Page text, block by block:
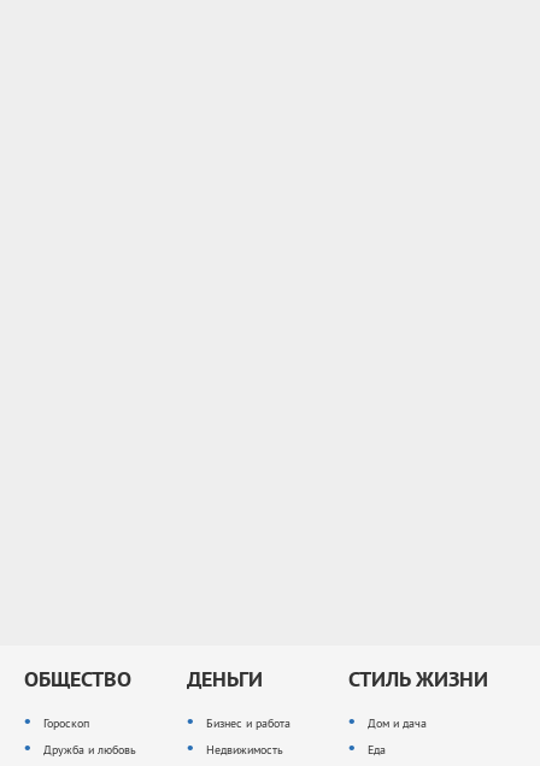
ОБЩЕСТВО
Гороскоп
Дружба и любовь
ДЕНЬГИ
Бизнес и работа
Недвижимость
СТИЛЬ ЖИЗНИ
Дом и дача
Еда